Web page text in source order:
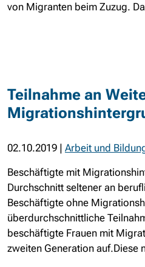
von Migranten beim Zuzug.
Teilnahme an
02.10.2019 | Arbeit und
Beschäftigte mit
Durchschnitt seltener an
Beschäftigte ohne
überdurchschnittliche
beschäftigte Frauen mit
zweiten Generation auf.Diese